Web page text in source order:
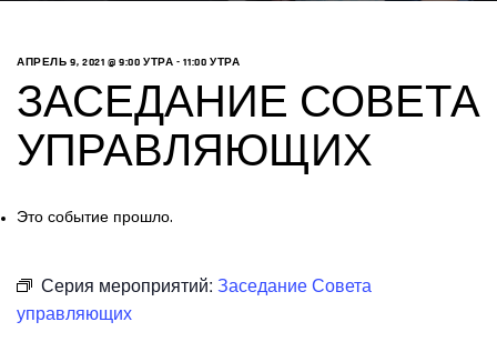
АПРЕЛЬ 9, 2021 @ 9:00 УТРА -11:00 УТРА
ЗАСЕДАНИЕ СОВЕТА
УПРАВЛЯЮЩИХ
Это событие прошло.
Серия мероприятий: Заседание Совета
управляющих